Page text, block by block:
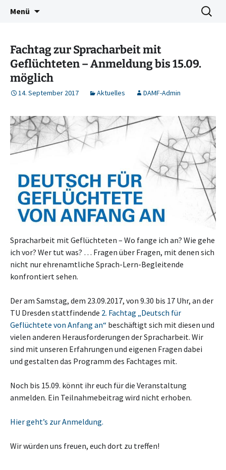
Damf Dresden
Deutschkurse Asyl Migration Flucht Dresden
Menü
Suchen
nach:
Fachtag zur Spracharbeit mit
Geflüchteten – Anmeldung bis 15.09.
möglich
14. September 2017 Aktuelles DAMF-Admin
Spracharbeit mit Geflüchteten – Wo fange ich an? Wie gehe
ich vor? Wer tut was? … Fragen über Fragen, mit denen sich
nicht nur ehrenamtliche Sprach-Lern-Begleitende
konfrontiert sehen.
Der am Samstag, dem 23.09.2017, von 9.30 bis 17 Uhr, an der
TU Dresden stattfindende 2. Fachtag „Deutsch für
Geflüchtete von Anfang an“ beschäftigt sich mit diesen und
vielen anderen Herausforderungen der Spracharbeit. Wir
sind mit unseren Erfahrungen und eigenen Fragen dabei
und gestalten das Programm des Fachtages mit.
Noch bis 15.09. könnt ihr euch für die Veranstaltung
anmelden. Ein Teilnahmebeitrag wird nicht erhoben.
Hier geht’s zur Anmeldung.
Wir würden uns freuen, euch dort zu treffen!